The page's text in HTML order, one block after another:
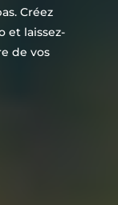
Créez
et laissez-
de vos